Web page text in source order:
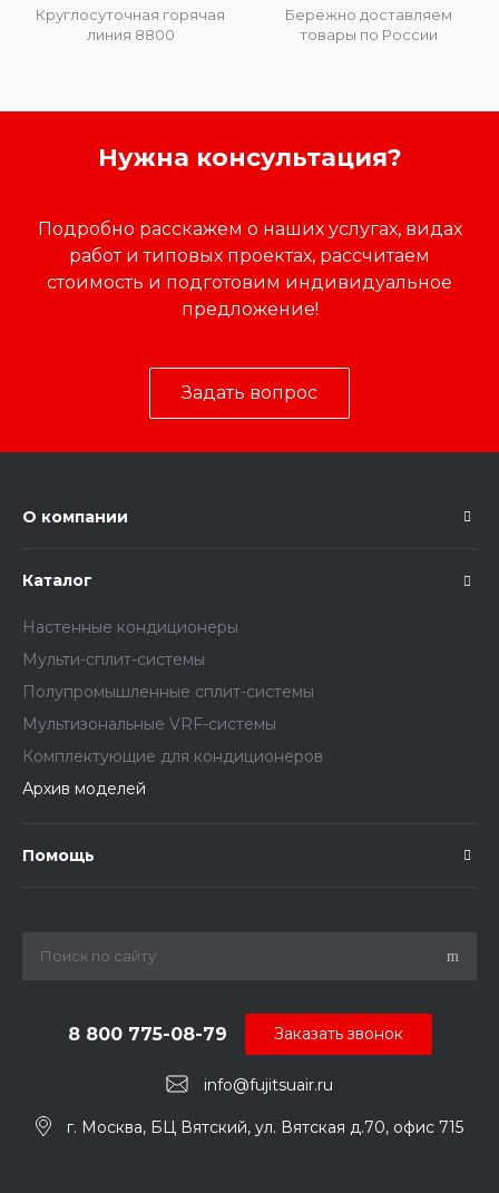
Круглосуточная горячая
линия 8800
Бережно доставляем
товары по России
Нужна консультация?
Подробно расскажем о наших услугах, видах
работ и типовых проектах, рассчитаем
стоимость и подготовим индивидуальное
предложение!
Задать вопрос
О компании
Каталог
Настенные кондиционеры
Мульти-сплит-системы
Полупромышленные сплит-системы
Мультизональные VRF-системы
Комплектующие для кондиционеров
Архив моделей
Помощь
info@fujitsuair.ru
8 800 775-08-79
г. Москва, БЦ Вятский, ул. Вятская д.70, офис 715
Заказать звонок